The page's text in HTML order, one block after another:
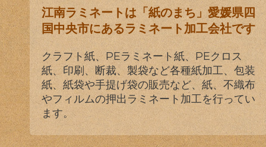
江南ラミネートは「紙のまち」愛媛県四
国中央市にあるラミネート加工会社です
クラフト紙、PEラミネート紙、PEクロス
紙、印刷、断裁、製袋など各種紙加工、包装
紙、紙袋や手提げ袋の販売など、紙、不織布
やフィルムの押出ラミネート加工を行ってい
ます。